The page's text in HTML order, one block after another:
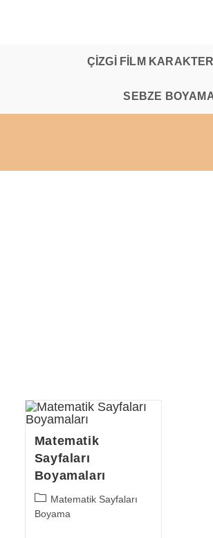
ÇİZGİ FİLM
SEBZE
Matematik
Sayfaları
Boyamaları
Post
category:
Matematik Sayfaları
Boyama